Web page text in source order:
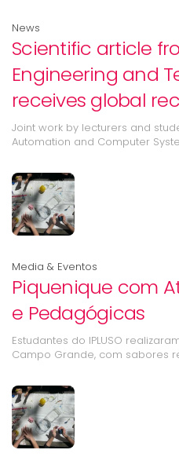
News
Scientific article
Engineering and
receives global
Joint work by lecturers and
Automation and Computer
Media & Eventos
Piquenique com
e Pedagógicas
Estudantes do IPLUSO
Campo Grande, com sabores